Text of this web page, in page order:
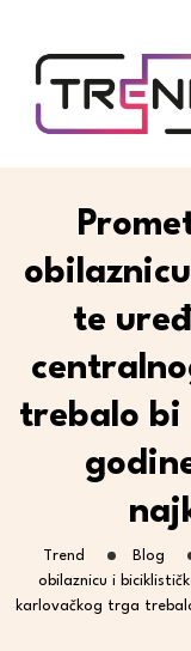
te
trebalo bi
Trend Blog
obilaznicu i
karlovačkog trga